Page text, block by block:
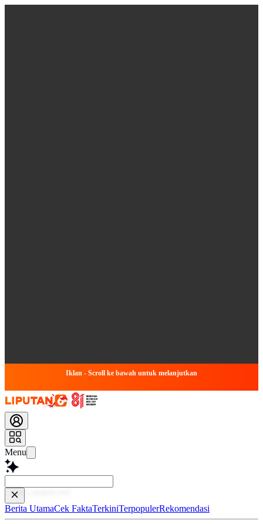
Iklan - Scroll ke bawah untuk melanjutkan
Menu
Baca le
Berita UtamaCek FaktaTerkiniTerpopulerRekomendasi